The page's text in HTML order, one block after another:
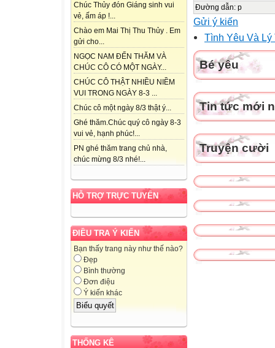
Chúc Thủy đón Giáng sinh vui
vẻ, ấm áp !...
Chào em Mai Thị Thu Thủy . Em
gửi cho...
NGỌC NAM ĐẾN THĂM VÀ
CHÚC CÔ CÓ MỘT NGÀY...
CHÚC CÔ THẬT NHIỀU NIỀM
VUI TRONG NGÀY 8-3 ...
Chúc cô một ngày 8/3 thật ý...
Ghé thăm.Chúc quý cô ngày 8-3
vui vẻ, hạnh phúc!...
PN ghé thăm trang chủ nhà,
chúc mừng 8/3 nhé!...
HỖ TRỢ TRỰC TUYẾN
ĐIỀU TRA Ý KIẾN
Bạn thấy trang này như thế nào?
Đẹp
Bình thường
Đơn điệu
Ý kiến khác
THỐNG KÊ
Đường dẫn: p
Gửi ý kiến
Tình Yêu Và Lý
Bé yêu
Tin tức mới
Truyện cười